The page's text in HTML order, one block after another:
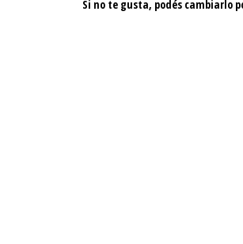
Si no te gusta, podés cambiarlo